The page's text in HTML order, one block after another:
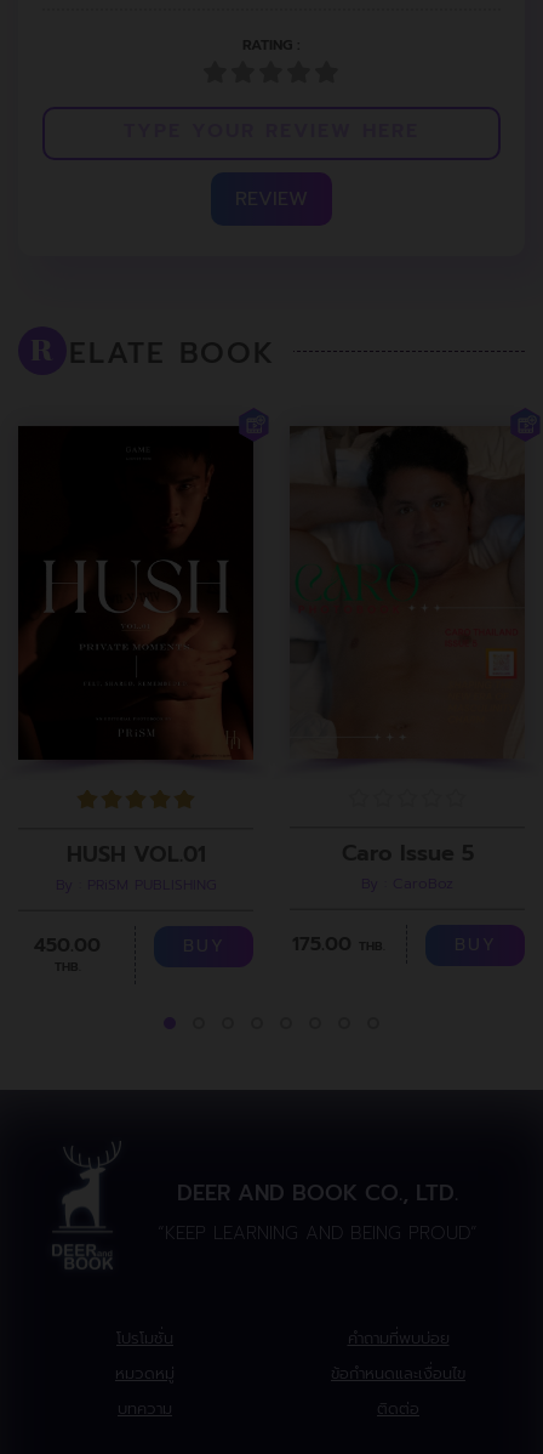
RATING :
REVIEW
R
BUY BUY
DEER AND BOOK CO., LTD.
“KEEP LEARNING AND BEING PROUD”
โปรโมชั่น
คำถามที่พบบ่อย
หมวดหมู่
ข้อกำหนดและเงื่อนไข
บทความ
ติดต่อ